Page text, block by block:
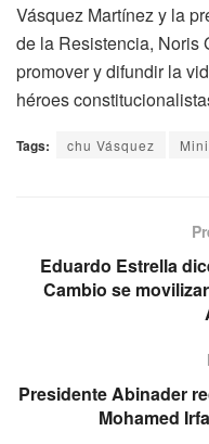
Vásquez Martínez y la
de la Resistencia, Noris
promover y difundir la
héroes
Tags: chu Vásquez
Eduardo Estrella
Cambio se
Presidente Abinader
Mohamed